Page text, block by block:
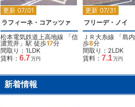
更新 07/01
ラフィーネ・コアッツァ
松本電気鉄道上高地線 「信
濃荒井 」駅 徒歩17分
間取り：1LDK
賃料： 6.7万円
更新 07/31
フリーデ・ノイ
ＪＲ大糸線 「島内
歩8分
間取り：2LDK
賃料： 7.1万円
新着情報